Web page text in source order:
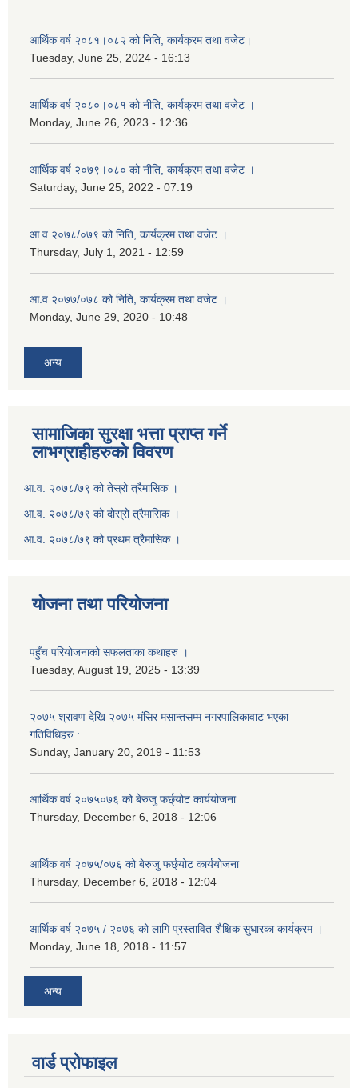
आर्थिक वर्ष २०८१।०८२ को निति, कार्यक्रम तथा वजेट।
Tuesday, June 25, 2024 - 16:13
आर्थिक वर्ष २०८०।०८१ को नीति, कार्यक्रम तथा वजेट ।
Monday, June 26, 2023 - 12:36
आर्थिक वर्ष २०७९।०८० को नीति, कार्यक्रम तथा वजेट ।
Saturday, June 25, 2022 - 07:19
आ.व २०७८/०७९ को निति, कार्यक्रम तथा वजेट ।
Thursday, July 1, 2021 - 12:59
आ.व २०७७/०७८ को निति, कार्यक्रम तथा वजेट ।
Monday, June 29, 2020 - 10:48
अन्य
सामाजिका सुरक्षा भत्ता प्राप्त गर्ने
लाभग्राहीहरुको विवरण
आ.व. २०७८/७९ को तेस्रो त्रैमासिक ।
आ.व. २०७८/७९ को दोस्रो त्रैमासिक ।
आ.व. २०७८/७९ को प्रथम त्रैमासिक ।
योजना तथा परियोजना
पहुँच परियोजनाको सफलताका कथाहरु ।
Tuesday, August 19, 2025 - 13:39
२०७५ श्रावण देखि २०७५ मंसिर मसान्तसम्म नगरपालिकावाट भएका
गतिविधिहरु :
Sunday, January 20, 2019 - 11:53
आर्थिक वर्ष २०७५०७६ को बेरुजु फर्छ्योट कार्ययोजना
Thursday, December 6, 2018 - 12:06
आर्थिक वर्ष २०७५/०७६ को बेरुजु फर्छ्योट कार्ययोजना
Thursday, December 6, 2018 - 12:04
आर्थिक वर्ष २०७५ / २०७६ को लागि प्रस्तावित शैक्षिक सुधारका कार्यक्रम ।
Monday, June 18, 2018 - 11:57
अन्य
वार्ड प्रोफाइल